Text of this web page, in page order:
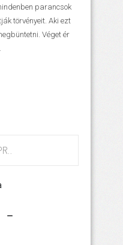
parancsok
törvényeit. Aki ezt
Véget ér
–